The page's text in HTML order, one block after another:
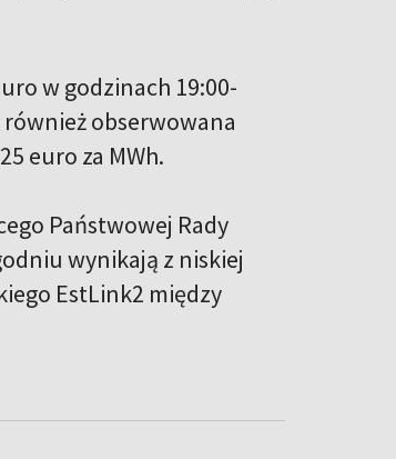
w godzinach 19:00-
również obserwowana
euro za MWh.
Państwowej Rady
wynikają z niskiej
EstLink2 między